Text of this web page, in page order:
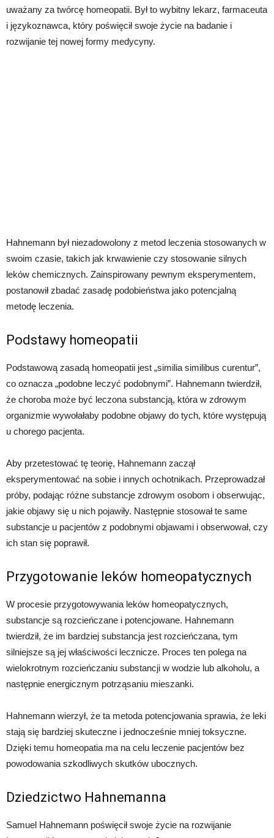
uważany za twórcę homeopatii. Był to wybitny lekarz, farmaceuta
i językoznawca, który poświęcił swoje życie na badanie i
rozwijanie tej nowej formy medycyny.
Hahnemann był niezadowolony z metod leczenia stosowanych w
swoim czasie, takich jak krwawienie czy stosowanie silnych
leków chemicznych. Zainspirowany pewnym eksperymentem,
postanowił zbadać zasadę podobieństwa jako potencjalną
metodę leczenia.
Podstawy homeopatii
Podstawową zasadą homeopatii jest „similia similibus curentur”,
co oznacza „podobne leczyć podobnymi”. Hahnemann twierdził,
że choroba może być leczona substancją, która w zdrowym
organizmie wywołałaby podobne objawy do tych, które występują
u chorego pacjenta.
Aby przetestować tę teorię, Hahnemann zaczął
eksperymentować na sobie i innych ochotnikach. Przeprowadzał
próby, podając różne substancje zdrowym osobom i obserwując,
jakie objawy się u nich pojawiły. Następnie stosował te same
substancje u pacjentów z podobnymi objawami i obserwował, czy
ich stan się poprawił.
Przygotowanie leków homeopatycznych
W procesie przygotowywania leków homeopatycznych,
substancje są rozcieńczane i potencjowane. Hahnemann
twierdził, że im bardziej substancja jest rozcieńczana, tym
silniejsze są jej właściwości lecznicze. Proces ten polega na
wielokrotnym rozcieńczaniu substancji w wodzie lub alkoholu, a
następnie energicznym potrząsaniu mieszanki.
Hahnemann wierzył, że ta metoda potencjowania sprawia, że leki
stają się bardziej skuteczne i jednocześnie mniej toksyczne.
Dzięki temu homeopatia ma na celu leczenie pacjentów bez
powodowania szkodliwych skutków ubocznych.
Dziedzictwo Hahnemanna
Samuel Hahnemann poświęcił swoje życie na rozwijanie